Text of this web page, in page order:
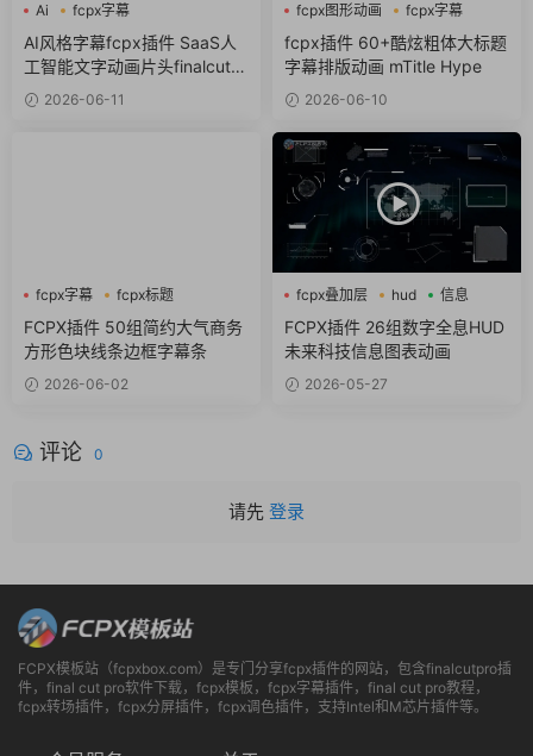
Ai
fcpx字幕
fcpx文字特效
AI风格字幕fcpx插件 SaaS人
工智能文字动画片头finalcutpr
o插件2026-06-11
fcpx图形动画
fcpx字幕
fcpx标题
fcpx插件 60+酷炫粗体大标题
字幕排版动画 mTitle Hype
2026-06-10
fcpx字幕
fcpx标题
MotionVFX
FCPX插件 50组简约大气商务
方形色块线条边框字幕条
2026-06-02
fcpx叠加层 hud 信息
FCPX插件 26组数字全息HUD
未来科技信息图表动画
2026-05-27
评论 0
请先 登录
FCPX模板站（fcpxbox.com）是专门分享fcpx插件的网站，包含finalcutpro插
件，final cut pro软件下载，fcpx模板，fcpx字幕插件，final cut pro教程，
fcpx转场插件，fcpx分屏插件，fcpx调色插件，支持Intel和M芯片插件等。